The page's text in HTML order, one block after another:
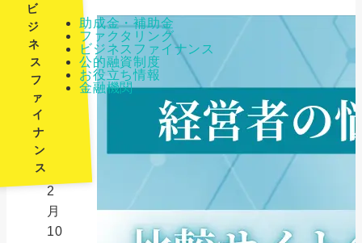
助成金・補助金
ファクタリング
ビジネスファイナンス
公的融資制度
お役立ち情報
金融機関
ビ
ジ
ネ
ス
フ
ァ
イ
ナ
ン
ス
2
月
10